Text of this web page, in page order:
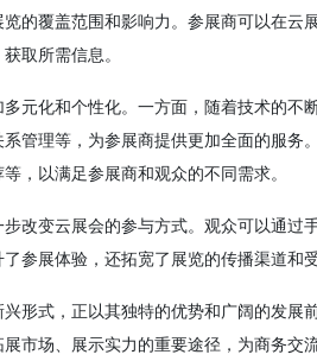
的覆盖范围和影响力。参展商可以在
取所需信息。
元化和个性化。一方面，随着技术的
管理等，为参展商提供更加全面的服
，以满足参展商和观众的不同需求。
改变云展会的参与方式。观众可以通
参展体验，还拓宽了展览的传播渠道和受
形式，正以其独特的优势和广阔的发
市场、展示实力的重要途径，为商务